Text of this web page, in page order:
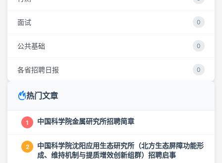
面试 0
公共基础 0
各省招聘日报 0
热门文章
1 中国科学院金属研究所招聘简章
2
中国科学院沈阳应用生态研究所（北方生态屏障功能形
成、维持机制与提质增效创新组群）招聘启事